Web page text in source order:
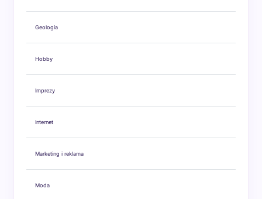
Geologia
Hobby
Imprezy
Internet
Marketing i reklama
Moda